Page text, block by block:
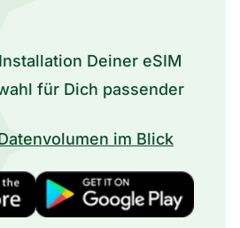
Deiner eSIM
für Dich passender
im Blick